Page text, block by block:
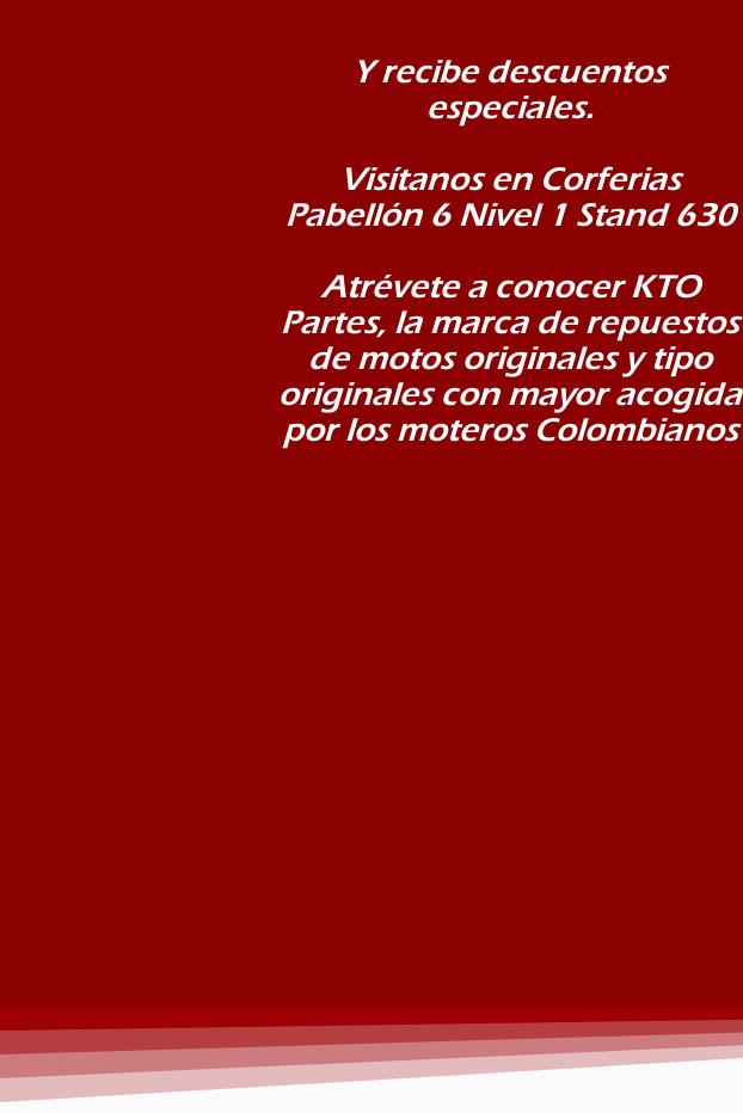
Y recibe descuentos
especiales.
Visítanos en Corferias
Pabellón 6 Nivel 1 Stand 630
Atrévete a conocer KTO
Partes, la marca de repuestos
de motos originales y tipo
originales con mayor acogida
por los moteros Colombianos